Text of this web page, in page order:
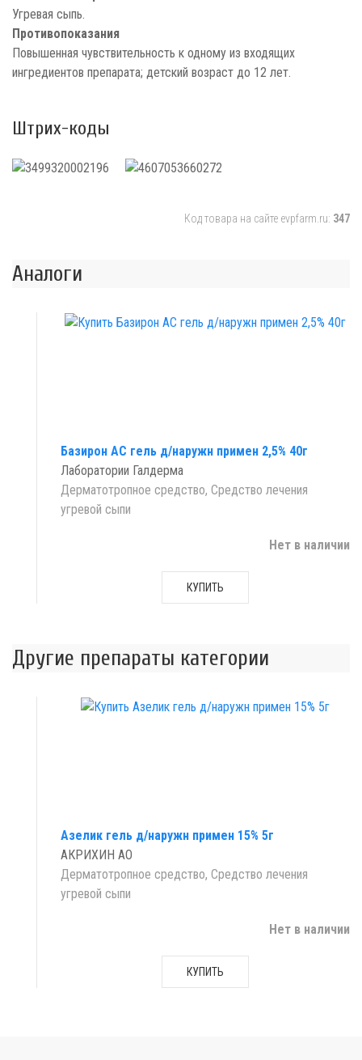
Угревая сыпь.
Противопоказания
Повышенная чувствительность к одному из входящих
ингредиентов препарата; детский возраст до 12 лет.
Штрих-коды
Код товара на сайте evpfarm.ru: 347
Аналоги
Базирон АС гель д/наружн примен 2,5% 40г
Лаборатории Галдерма
Дерматотропное средство, Средство лечения
угревой сыпи
Нет в наличии
КУПИТЬ
Другие препараты категории
Азелик гель д/наружн примен 15% 5г
АКРИХИН АО
Дерматотропное средство, Средство лечения
угревой сыпи
Нет в наличии
КУПИТЬ